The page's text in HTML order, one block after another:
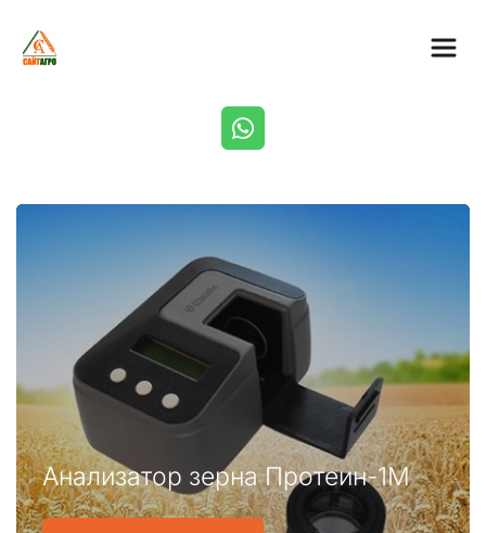
Анализатор зерна Протеин-1М